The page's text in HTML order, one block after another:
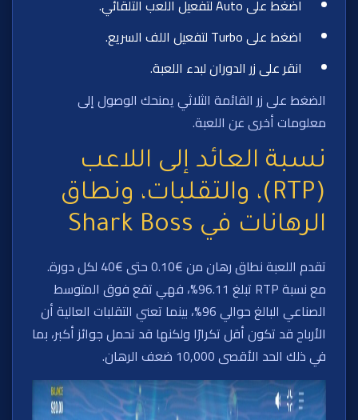
اضغط على Auto لتفعيل اللعب التلقائي.
اضغط على Turbo لتفعيل اللف السريع.
انقر على زر الدوران لبدء اللعبة.
الضغط على زر القائمة الثلاثي يمنحك الوصول إلى
معلومات أخرى عن اللعبة.
نسبة العائد إلى اللاعب
(RTP)، والتقلبات، ونطاق
الرهانات في Shark Boss
تقدم اللعبة نطاق رهان من €0.10 حتى €40 لكل دورة.
مع نسبة RTP تبلغ 96.11%، فهي تقع فوق المتوسط
الصناعي البالغ حوالي 96%، بينما تعني التقلبات العالية أن
الأرباح قد تكون أقل تكرارًا ولكنها قد تحمل جوائز أكبر، بما
في ذلك الحد الأقصى 10,000 ضعف الرهان.